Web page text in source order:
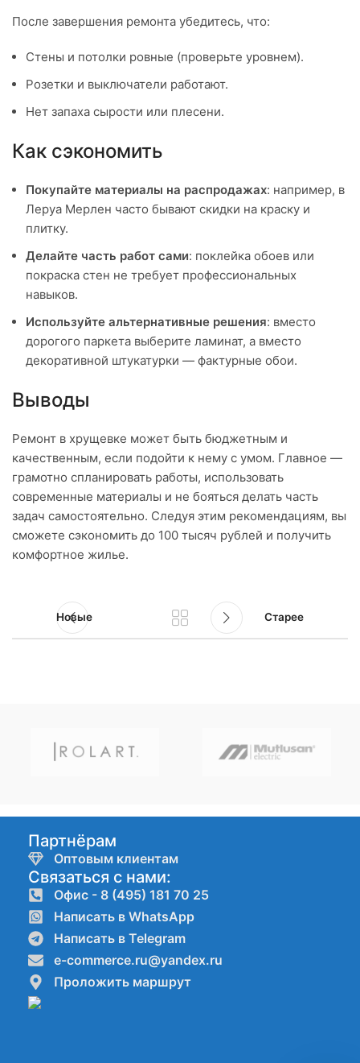
После завершения ремонта убедитесь, что:
Стены и потолки ровные (проверьте уровнем).
Розетки и выключатели работают.
Нет запаха сырости или плесени.
Как сэкономить
Покупайте материалы на распродажах: например, в
Леруа Мерлен часто бывают скидки на краску и
плитку.
Делайте часть работ сами: поклейка обоев или
покраска стен не требует профессиональных
навыков.
Используйте альтернативные решения: вместо
дорогого паркета выберите ламинат, а вместо
декоративной штукатурки — фактурные обои.
Выводы
Ремонт в хрущевке может быть бюджетным и
качественным, если подойти к нему с умом. Главное —
грамотно спланировать работы, использовать
современные материалы и не бояться делать часть
задач самостоятельно. Следуя этим рекомендациям, вы
сможете сэкономить до 100 тысяч рублей и получить
комфортное жилье.
Новые Старее
Партнёрам
Оптовым клиентам
Связаться с нами:
Офис - 8 (495) 181 70 25
Написать в WhatsApp
Написать в Telegram
e-commerce.ru@yandex.ru
Проложить маршрут